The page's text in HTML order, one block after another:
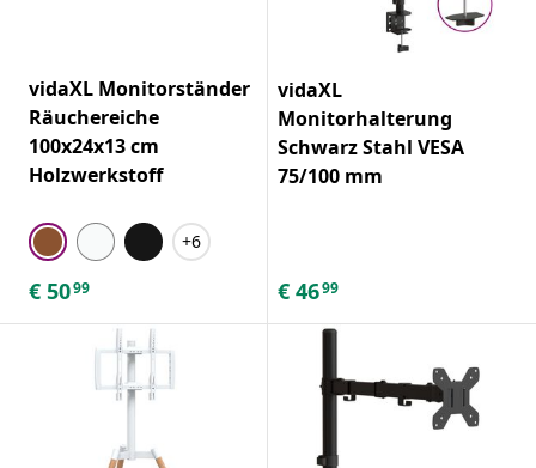
vidaXL Monitorständer
Räuchereiche
100x24x13 cm
Holzwerkstoff
+6
€ 5099
vidaXL
Monitorhalterung
Schwarz Stahl VESA
75/100 mm
€ 4699